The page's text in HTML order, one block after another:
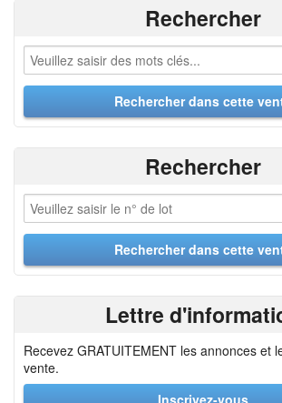
Rechercher
Rechercher
Lettre
Recevez GRATUITEMENT les annonces et
vente.
Inscrivez-vous